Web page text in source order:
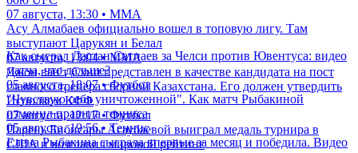
07 августа, 13:30 • ММА
Асу Алмабаев официально вошел в топовую лигу. Там
выступают Царукян и Белал
07 августа, 13:04 • ММА
Джон ван'т Схип представлен в качестве кандидата на пост
главного тренера сборной Казахстана. Его должен утвердить
Исполком КФФ
07 августа, 12:17 • Футбол
Парень Бибисары Асаубаевой выиграл медаль турнира в
США и возглавил мировой рейтинг
Как сыграл Дастан Сатпаев за Челси против Ювентуса: видео
матча, что дальше?
05 августа, 18:07 • Футбол
"Чувствую себя уничтоженной". Как матч Рыбакиной
изменил правила тенниса
05 августа, 19:56 • Теннис
Елена Рыбакина сыграла впервые за месяц и победила. Видео